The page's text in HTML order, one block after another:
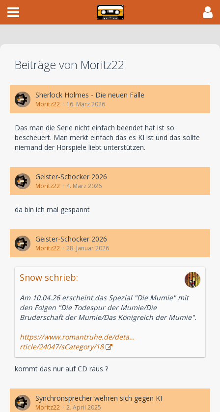
Beiträge von Moritz22
Sherlock Holmes - Die neuen Fälle
Moritz22 16. März 2026
Das man die Serie nicht einfach beendet hat ist so
bescheuert. Man merkt einfach das es KI ist und das sollte
niemand der Hörspiele liebt unterstützen.
Geister-Schocker 2026
Moritz22 4. März 2026
da bin ich mal gespannt
Geister-Schocker 2026
Moritz22 28. Januar 2026
Snow schrieb:
Am 10.04.26 erscheint das Spezial "Die Mumie" mit
den Folgen "Die Todespur der Mumie/Die
Bruderschaft der Mumie/Das Königreich der Mumie".
https://www.romantruhe.de/deta…
rticle/24047/sCategory/18
kommt das nur auf CD raus ?
Synchronsprecher wehren sich gegen KI
Moritz22 2. April 2025